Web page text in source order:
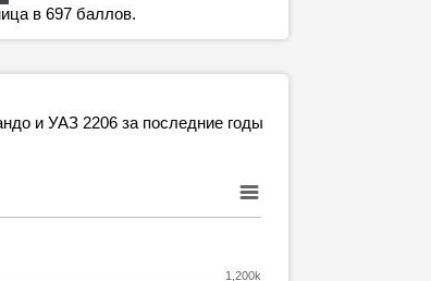
в 697 баллов.
и УАЗ 2206 за последние годы
1,200k